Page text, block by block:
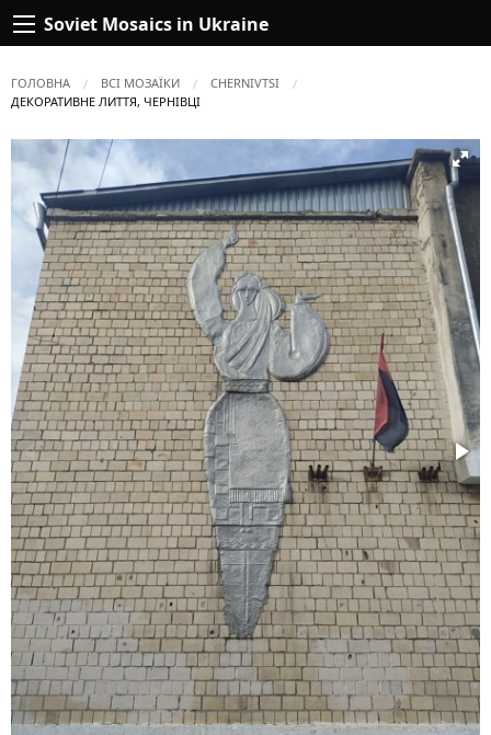
Soviet Mosaics in Ukraine
ГОЛОВНА ВСІ МОЗАЇКИ
CHERNIVTSI
ПОТОЧНА:
ДЕКОРАТИВНЕ ЛИТТЯ, ЧЕРНІВЦІ